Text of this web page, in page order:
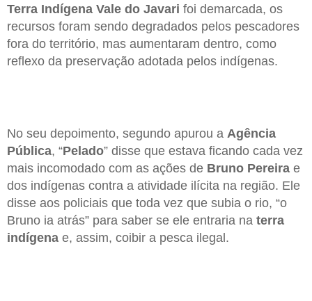
Terra Indígena Vale do Javari foi demarcada, os
recursos foram sendo degradados pelos pescadores
fora do território, mas aumentaram dentro, como
reflexo da preservação adotada pelos indígenas.
No seu depoimento, segundo apurou a Agência
Pública, “Pelado” disse que estava ficando cada vez
mais incomodado com as ações de Bruno Pereira e
dos indígenas contra a atividade ilícita na região. Ele
disse aos policiais que toda vez que subia o rio, “o
Bruno ia atrás” para saber se ele entraria na terra
indígena e, assim, coibir a pesca ilegal.